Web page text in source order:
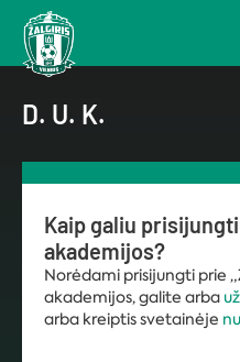
D. U. K.
Kaip galiu
akademijos?
Norėdami prisijungti prie
akademijos, galite arba
arba kreiptis svetainėje